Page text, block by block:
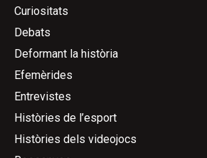
Curiositats
Debats
Deformant la història
Efemèrides
Entrevistes
Històries de l’esport
Històries dels videojocs